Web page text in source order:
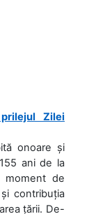
Zilei
onoare și
ani de la
moment de
contribuția
țării. De-